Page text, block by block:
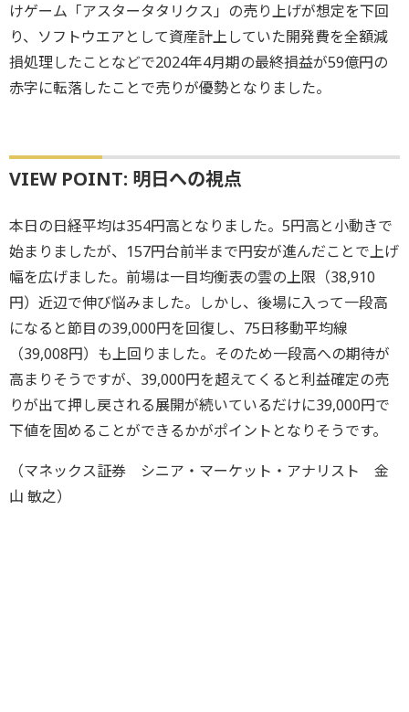
けゲーム「アスタータタリクス」の売り上げが想定を下回
り、ソフトウエアとして資産計上していた開発費を全額減
損処理したことなどで2024年4月期の最終損益が59億円の
赤字に転落したことで売りが優勢となりました。
VIEW POINT: 明日への視点
本日の日経平均は354円高となりました。5円高と小動きで
始まりましたが、157円台前半まで円安が進んだことで上げ
幅を広げました。前場は一目均衡表の雲の上限（38,910
円）近辺で伸び悩みました。しかし、後場に入って一段高
になると節目の39,000円を回復し、75日移動平均線
（39,008円）も上回りました。そのため一段高への期待が
高まりそうですが、39,000円を超えてくると利益確定の売
りが出て押し戻される展開が続いているだけに39,000円で
下値を固めることができるかがポイントとなりそうです。
（マネックス証券 シニア・マーケット・アナリスト 金
山 敏之）